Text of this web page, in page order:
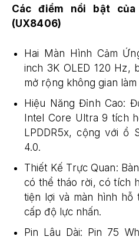
Các điểm nổi bật của
(UX8406)
Hai Màn Hình Cảm
inch 3K OLED 120 Hz,
mở rộng không gian
Hiệu Năng Đỉnh Cao:
Intel Core Ultra 9 tích
LPDDR5x, cộng với ổ
4.0.
Thiết Kế Trực Quan:
có thể tháo rời, có tích
tiện lợi và màn hình hỗ
cấp độ lực nhấn.
Pin Lâu Dài: Pin 75